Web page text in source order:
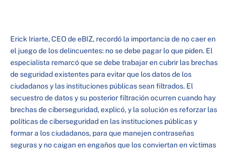
Erick Iriarte, CEO de eBIZ, recordó la importancia de no caer en
el juego de los delincuentes: no se debe pagar lo que piden. El
especialista remarcó que se debe trabajar en cubrir las brechas
de seguridad existentes para evitar que los datos de los
ciudadanos y las instituciones públicas sean filtrados. El
secuestro de datos y su posterior filtración ocurren cuando hay
brechas de ciberseguridad, explicó, y la solución es reforzar las
políticas de ciberseguridad en las instituciones públicas y
formar a los ciudadanos, para que manejen contraseñas
seguras y no caigan en engaños que los conviertan en víctimas